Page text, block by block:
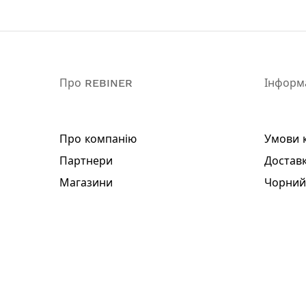
Інструкція
Гарантія: 3 роки
Про REBINER
Про компанію
Партнери
Магазини
Умови